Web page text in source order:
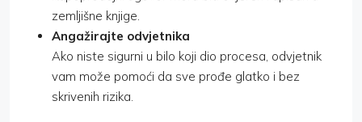
zemljišne knjige.
Angažirajte odvjetnika
Ako niste sigurni u bilo koji dio procesa, odvjetnik
vam može pomoći da sve prođe glatko i bez
skrivenih rizika.